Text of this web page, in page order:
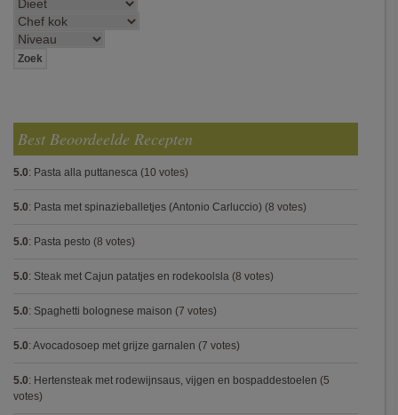
Best Beoordeelde Recepten
5.0: Pasta alla puttanesca (10 votes)
5.0: Pasta met spinazieballetjes (Antonio Carluccio) (8 votes)
5.0: Pasta pesto (8 votes)
5.0: Steak met Cajun patatjes en rodekoolsla (8 votes)
5.0: Spaghetti bolognese maison (7 votes)
5.0: Avocadosoep met grijze garnalen (7 votes)
5.0: Hertensteak met rodewijnsaus, vijgen en bospaddestoelen (5
votes)